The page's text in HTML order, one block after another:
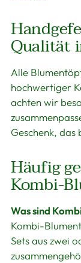
Qualität
Alle
hochwertiger
achten wir
Geschenk, das
Häufig
Kombi-
Was sind
Kombi-
Sets aus zwei